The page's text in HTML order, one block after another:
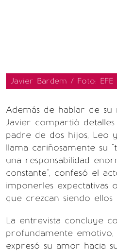
Javier Bardem / Foto: EFE
Además de hablar de
Javier compartió
padre de dos hijos, Leo
llama cariñosamente su
una responsabilidad
constante", confesó el
imponerles expectativas
que crezcan siendo ellos
La entrevista concluye
profundamente
expresó su amor hacia